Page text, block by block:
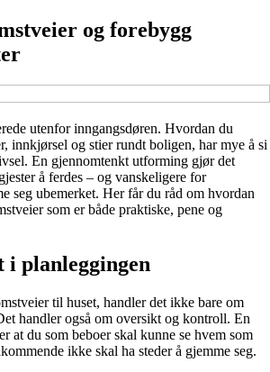
og forebygg
utenfor inngangsdøren. Hvordan du
innkjørsel og stier rundt boligen, har mye å si
En gjennomtenkt utforming gjør det
å ferdes – og vanskeligere for
seg ubemerket. Her får du råd om hvordan
som er både praktiske, pene og
i planleggingen
til huset, handler det ikke bare om
handler også om oversikt og kontroll. En
at du som beboer skal kunne se hvem som
ikke skal ha steder å gjemme seg.